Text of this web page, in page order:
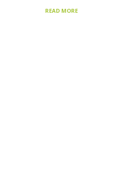
READ MORE